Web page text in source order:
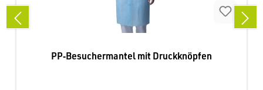
PP‑Besuchermantel mit Druckknöpfen